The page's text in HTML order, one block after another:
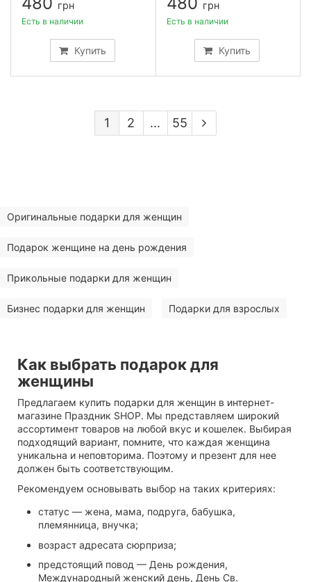
Как выбрать подарок для
женщины
Предлагаем купить подарки для женщин в интернет-
магазине Праздник SHOP. Мы представляем широкий
ассортимент товаров на любой вкус и кошелек. Выбирая
подходящий вариант, помните, что каждая женщина
уникальна и неповторима. Поэтому и презент для нее
должен быть соответствующим.
Рекомендуем основывать выбор на таких критериях:
статус — жена, мама, подруга, бабушка,
племянница, внучка;
возраст адресата сюрприза;
предстоящий повод — День рождения,
Международный женский день, День Св.
Оригинальные подарки для женщин
Подарок женщине на день рождения
Прикольные подарки для женщин
Бизнес подарки для женщин Подарки для взрослых
грн
Купить
Есть в наличии
грн
Купить
Есть в наличии
1 2 ... 55